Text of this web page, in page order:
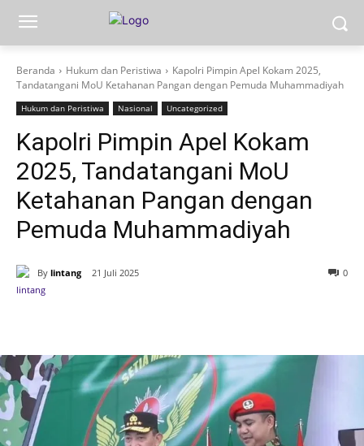
Beranda Hukum dan Peristiwa
Kapolri Pimpin Apel Kokam 2025,
Tandatangani MoU Ketahanan Pangan dengan Pemuda Muhammadiyah
Hukum dan Peristiwa Nasional Uncategorized
Kapolri Pimpin Apel Kokam
2025, Tandatangani MoU
Ketahanan Pangan dengan
Pemuda Muhammadiyah
By lintang 21 Juli 2025 0